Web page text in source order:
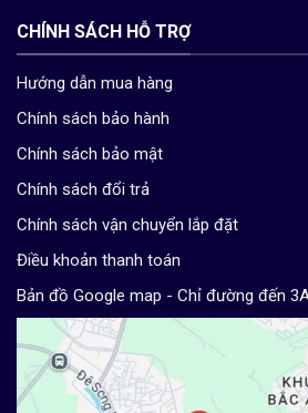
CHÍNH SÁCH HỖ TRỢ
Hướng dẫn mua hàng
Chính sách bảo hành
Chính sách bảo mật
Chính sách đổi trả
Chính sách vận chuyển lắp đặt
Điều khoản thanh toán
Bản đồ Google map - Chỉ đường đến